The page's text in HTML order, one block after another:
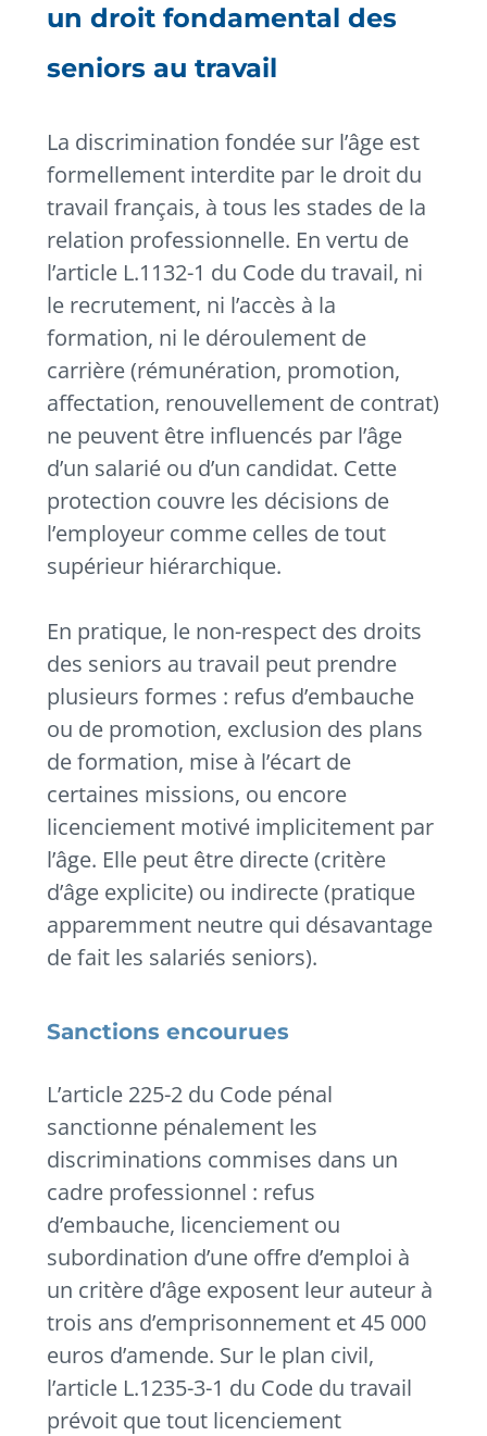
un droit fondamental des
seniors au travail
La discrimination fondée sur l’âge est
formellement interdite par le droit du
travail français, à tous les stades de la
relation professionnelle. En vertu de
l’article L.1132-1 du Code du travail, ni
le recrutement, ni l’accès à la
formation, ni le déroulement de
carrière (rémunération, promotion,
affectation, renouvellement de contrat)
ne peuvent être influencés par l’âge
d’un salarié ou d’un candidat. Cette
protection couvre les décisions de
l’employeur comme celles de tout
supérieur hiérarchique.
En pratique, le non-respect des droits
des seniors au travail peut prendre
plusieurs formes : refus d’embauche
ou de promotion, exclusion des plans
de formation, mise à l’écart de
certaines missions, ou encore
licenciement motivé implicitement par
l’âge. Elle peut être directe (critère
d’âge explicite) ou indirecte (pratique
apparemment neutre qui désavantage
de fait les salariés seniors).
Sanctions encourues
L’article 225-2 du Code pénal
sanctionne pénalement les
discriminations commises dans un
cadre professionnel : refus
d’embauche, licenciement ou
subordination d’une offre d’emploi à
un critère d’âge exposent leur auteur à
trois ans d’emprisonnement et 45 000
euros d’amende. Sur le plan civil,
l’article L.1235-3-1 du Code du travail
prévoit que tout licenciement